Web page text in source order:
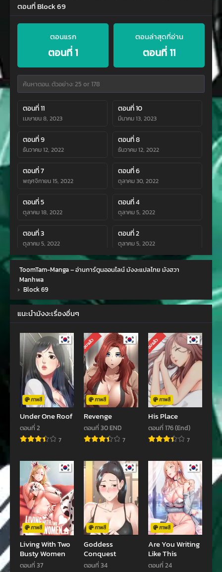
ตอนที่ Block 69
ตอนแรก
ตอนที่ 1
ตอนล่าสุดที่อ่าน
ตอนที่ 11
ตอนที่ 11
เมษายน 8, 2023
ตอนที่ 10
มีนาคม 13, 2023
ตอนที่ 9
ธันวาคม 12, 2022
ตอนที่ 8
ธันวาคม 12, 2022
ตอนที่ 7
พฤศจิกายน 15, 2022
ตอนที่ 6
ตุลาคม 30, 2022
ตอนที่ 5
ตุลาคม 18, 2022
ตอนที่ 4
ตุลาคม 5, 2022
ตอนที่ 3
ตุลาคม 5, 2022
ตอนที่ 2
ตุลาคม 5, 2022
ตอนที่ 1
ตุลาคม 5, 2022
ToomTam-Manga – อ่านการ์ตูนออนไลน์ มังงะแปลไทย มังฮวา
Manhwa
› Block 69
แนะนำมังงะเรื่องอื่นๆ
ภาพสี
Under One Roof
ตอนที่ 2
7
จบแล้ว
ภาพสี
Revenge
ตอนที่ 30 END
7
จบแล้ว
ภาพสี
His Place
ตอนที่ 176 (End)
7
ภาพสี
Living With Two
Busty Women
ตอนที่ 37
ภาพสี
Goddess
Conquest
ตอนที่ 34
ภาพสี
Are You Writing
Like This
ตอนที่ 24